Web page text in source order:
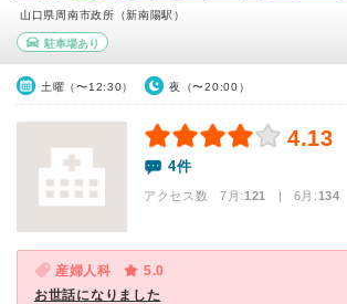
山口県周南市政所（新南陽駅）
駐車場あり
土曜（〜12:30） 夜（〜20:00）
4.13
4件
アクセス数 7月:121 | 6月:134
産婦人科
5.0
お世話になりました